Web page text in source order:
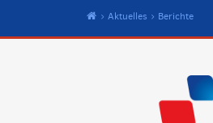
Start
Aktuelles Berichte